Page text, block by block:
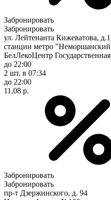
Забронировать
Забронировать
ул. Лейтенанта Кижеватова,
станции метро
БелЛекоЦентр
до 22:00
2 шт. в 07:34
до 22:00
11,08 р.
Забронировать
Забронировать
пр-т Дзержинского, д. 94